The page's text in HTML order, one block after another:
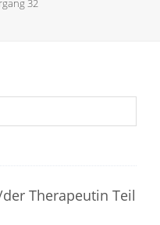
32
Therapeutin Teil